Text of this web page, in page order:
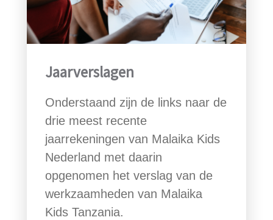
Jaarverslagen
Onderstaand zijn de links naar de
drie meest recente
jaarrekeningen van Malaika Kids
Nederland met daarin
opgenomen het verslag van de
werkzaamheden van Malaika
Kids Tanzania.